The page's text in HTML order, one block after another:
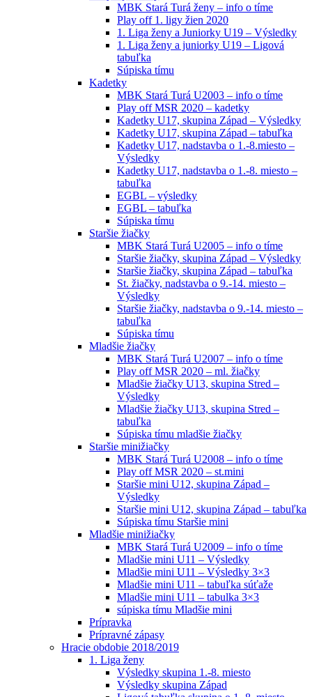
MBK Stará Turá ženy – info o tíme
Play off 1. ligy žien 2020
1. Liga ženy a Juniorky U19 – Výsledky
1. Liga ženy a juniorky U19 – Ligová
tabuľka
Súpiska tímu
Kadetky
MBK Stará Turá U2003 – info o tíme
Play off MSR 2020 – kadetky
Kadetky U17, skupina Západ – Výsledky
Kadetky U17, skupina Západ – tabuľka
Kadetky U17, nadstavba o 1.-8.miesto –
Výsledky
Kadetky U17, nadstavba o 1.-8. miesto –
tabuľka
EGBL – výsledky
EGBL – tabuľka
Súpiska tímu
Staršie žiačky
MBK Stará Turá U2005 – info o tíme
Staršie žiačky, skupina Západ – Výsledky
Staršie žiačky, skupina Západ – tabuľka
St. žiačky, nadstavba o 9.-14. miesto –
Výsledky
Staršie žiačky, nadstavba o 9.-14. miesto –
tabuľka
Súpiska tímu
Mladšie žiačky
MBK Stará Turá U2007 – info o tíme
Play off MSR 2020 – ml. žiačky
Mladšie žiačky U13, skupina Stred –
Výsledky
Mladšie žiačky U13, skupina Stred –
tabuľka
Súpiska tímu mladšie žiačky
Staršie minižiačky
MBK Stará Turá U2008 – info o tíme
Play off MSR 2020 – st.mini
Staršie mini U12, skupina Západ –
Výsledky
Staršie mini U12, skupina Západ – tabuľka
Súpiska tímu Staršie mini
Mladšie minižiačky
MBK Stará Turá U2009 – info o tíme
Mladšie mini U11 – Výsledky
Mladšie mini U11 – Výsledky 3×3
Mladšie mini U11 – tabuľka súťaže
Mladšie mini U11 – tabulka 3×3
súpiska tímu Mladšie mini
Prípravka
Prípravné zápasy
Hracie obdobie 2018/2019
1. Liga ženy
Výsledky skupina 1.-8. miesto
Výsledky skupina Západ